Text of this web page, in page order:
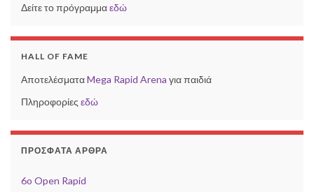
Δείτε το πρόγραμμαεδώ
HALL OF FAME
ΑποτελέσματαMega Rapid Arena για παιδιά
Πληροφορίες εδώ
ΠΡΌΣΦΑΤΑ ΆΡΘΡΑ
6o Open Rapid